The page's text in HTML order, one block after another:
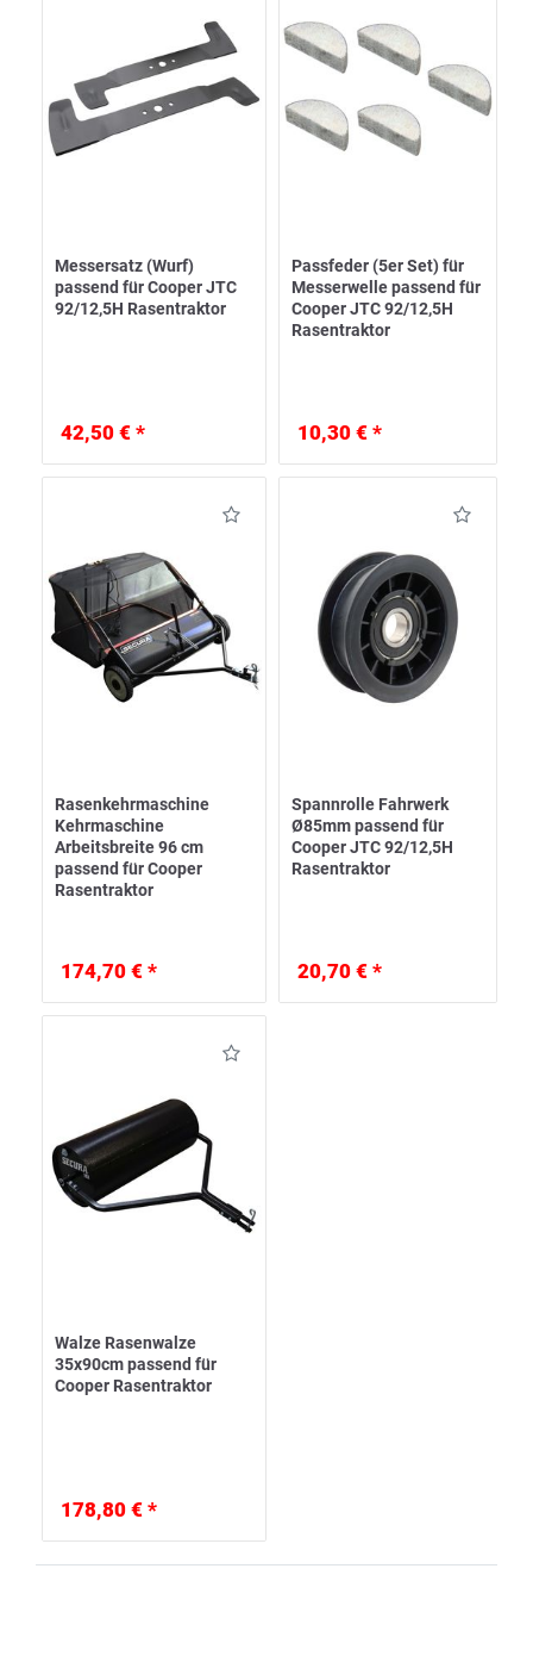
Messersatz (Wurf)
passend für Cooper JTC
92/12,5H Rasentraktor
42,50 € *
Passfeder (5er Set) für
Messerwelle passend für
Cooper JTC 92/12,5H
Rasentraktor
10,30 € *
Rasenkehrmaschine
Kehrmaschine
Arbeitsbreite 96 cm
passend für Cooper
Rasentraktor
174,70 € *
Spannrolle Fahrwerk
Ø85mm passend für
Cooper JTC 92/12,5H
Rasentraktor
20,70 € *
Walze Rasenwalze
35x90cm passend für
Cooper Rasentraktor
178,80 € *